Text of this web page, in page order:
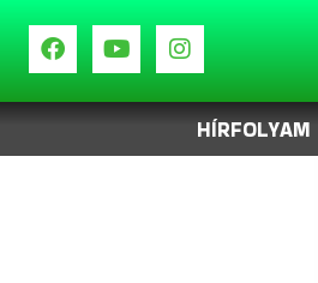
HÍRFOLYAM